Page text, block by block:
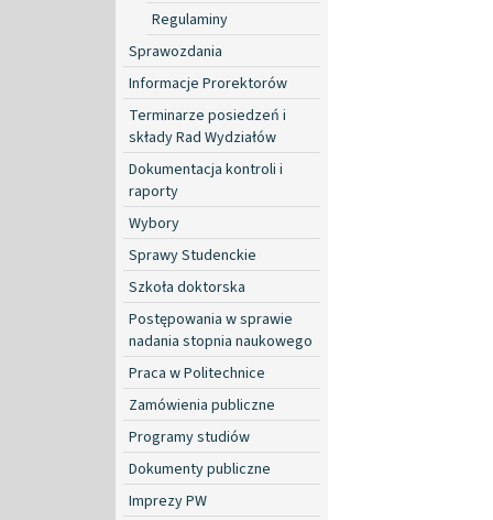
Regulaminy
Sprawozdania
Informacje Prorektorów
Terminarze posiedzeń i
składy Rad Wydziałów
Dokumentacja kontroli i
raporty
Wybory
Sprawy Studenckie
Szkoła doktorska
Postępowania w sprawie
nadania stopnia naukowego
Praca w Politechnice
Zamówienia publiczne
Programy studiów
Dokumenty publiczne
Imprezy PW